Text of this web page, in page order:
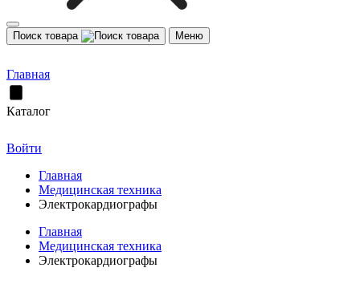
Поиск товара Меню
Главная
Каталог
Войти
Главная
Медицинская техника
Электрокардиографы
Главная
Медицинская техника
Электрокардиографы